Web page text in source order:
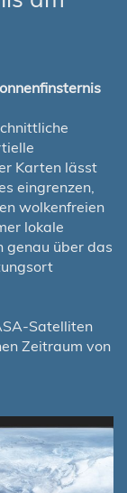
Karten lässt
eingrenzen,
wolkenfreien
lokale
genau über das
Satelliten
Zeitraum von